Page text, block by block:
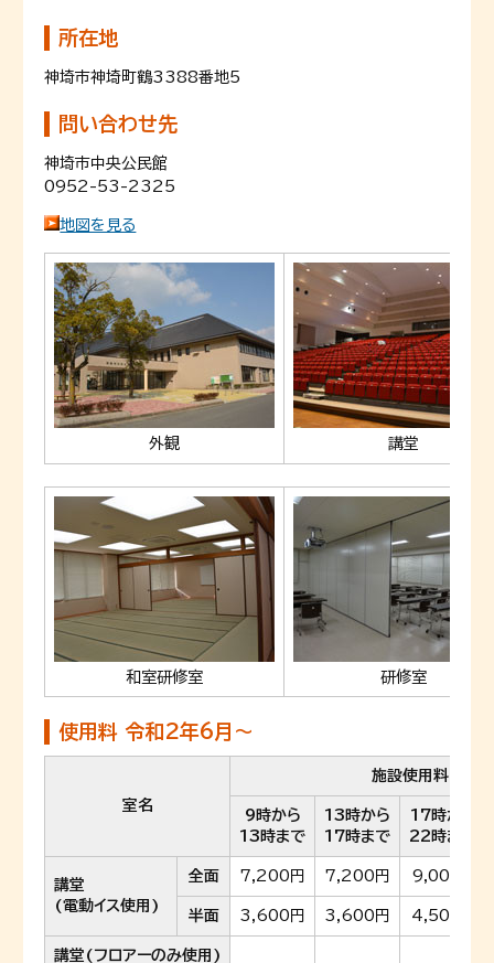
所在地
神埼市神埼町鶴3388番地5
問い合わせ先
神埼市中央公民館
0952-53-2325
地図を見る
外観 講堂
和室研修室 研修室
使用料 令和2年6月～
室名
施設使用料
9時から
13時まで
13時から
17時まで
17時から
22時まで
講堂
(電動イス使用)
全面 7,200円 7,200円 9,000円
半面 3,600円 3,600円 4,500円
講堂(フロアーのみ使用)